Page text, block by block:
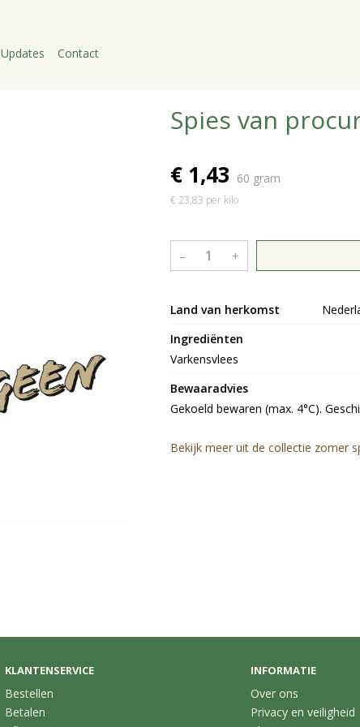
Updates Contact
Spies van
€ 1,43 60 gram
€ 23,83 per kilo
– +
Land van herkomst
Ingrediënten
Varkensvlees
Bewaaradvies
Gekoeld bewaren (max. 4°C).
Bekijk meer uit de collectie zomer
KLANTENSERVICE
Bestellen
Betalen
INFORMATIE
Over ons
Privacy en veiligheid